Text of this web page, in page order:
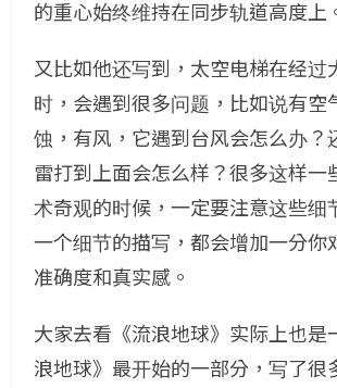
的重心始终维持在同步轨道高度上
又比如他还写到，太空电梯在经过
时，会遇到很多问题，比如说有空
蚀，有风，它遇到台风会怎么办？
雷打到上面会怎么样？很多这样一
术奇观的时候，一定要注意这些细
一个细节的描写，都会增加一分你
准确度和真实感。
大家去看《流浪地球》实际上也是
浪地球》最开始的一部分，写了很